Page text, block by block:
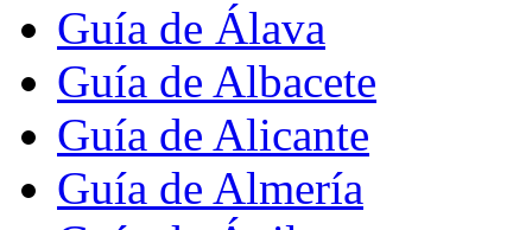
Guía de Álava
Guía de Albacete
Guía de Alicante
Guía de Almería